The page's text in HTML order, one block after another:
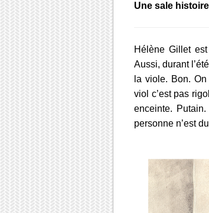
Une sale
Hélène Gillet
Aussi, durant
la viole. Bon.
viol c’est pas
enceinte.
personne n’est